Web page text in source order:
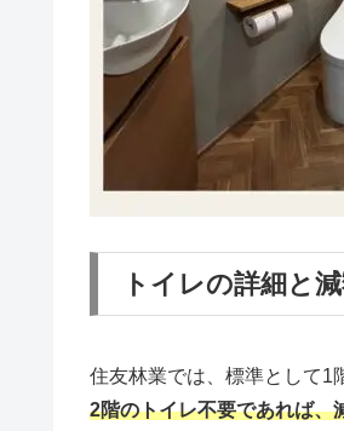
トイレの詳細と
住友林業では、標準として1
2階のトイレ不要であれば、